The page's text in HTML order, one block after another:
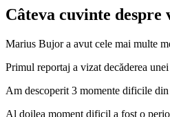
Câteva cuvinte
Marius Bujor a avut cele mai multe
Primul reportaj a vizat decăderea
Am descoperit 3 momente dificile
Al doilea moment dificil a fost o